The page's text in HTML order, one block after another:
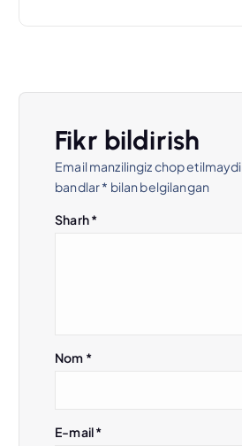
Fikr bildirish
Email manzilingiz chop etilmaydi.
bandlar* bilan belgilangan
Sharh*
Nom *
E-mail*